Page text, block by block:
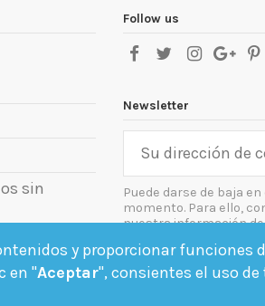
sin
Follow us
Newsletter
Puede darse de baja
momento. Para ello,
nuestra información
Acepto las
y proporcionar funciones
en "Aceptar", consientes el uso